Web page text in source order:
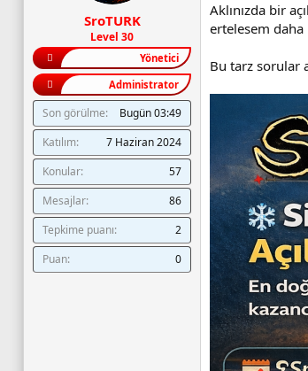
SroTURK
Level 30
Yönetici
Administrator
Son görülme
Bugün 03:49
Katılım
7 Haziran 2024
Konular
57
Mesajlar
86
Tepkime puanı
2
Puan
0
Aklınızda bir
ertelesem daha
Bu tarz sorular